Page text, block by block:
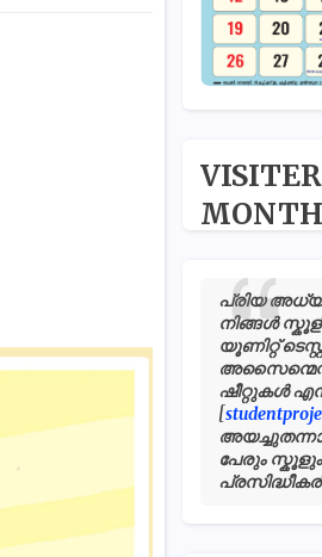
MONTH
പ്രിയ
നിങ്ങൾ
യൂണിറ്റ്
ഷീറ്റുകൾ
[
പേരും